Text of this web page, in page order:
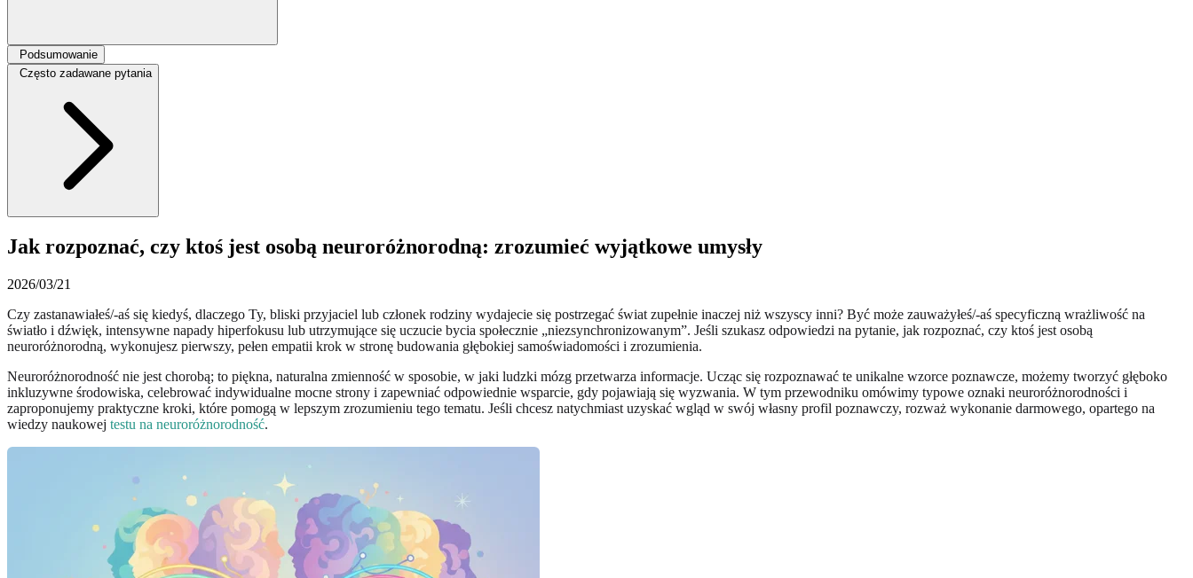
Podsumowanie
Często zadawane pytania
Jak rozpoznać, czy ktoś jest osobą neuroróżnorodną: zrozumieć wyjątkowe umysły
2026/03/21
Czy zastanawiałeś/-aś się kiedyś, dlaczego Ty, bliski przyjaciel lub członek rodziny wydajecie się postrzegać świat zupełnie inaczej niż wszyscy inni? Być może zauważyłeś/-aś specyficzną wrażliwość na
światło i dźwięk, intensywne napady hiperfokusu lub utrzymujące się uczucie bycia społecznie „niezsynchronizowanym”. Jeśli szukasz odpowiedzi na pytanie, jak rozpoznać, czy ktoś jest osobą
neuroróżnorodną, wykonujesz pierwszy, pełen empatii krok w stronę budowania głębokiej samoświadomości i zrozumienia.
Neuroróżnorodność nie jest chorobą; to piękna, naturalna zmienność w sposobie, w jaki ludzki mózg przetwarza informacje. Ucząc się rozpoznawać te unikalne wzorce poznawcze, możemy tworzyć głęboko
inkluzywne środowiska, celebrować indywidualne mocne strony i zapewniać odpowiednie wsparcie, gdy pojawiają się wyzwania. W tym przewodniku omówimy typowe oznaki neuroróżnorodności i
zaproponujemy praktyczne kroki, które pomogą w lepszym zrozumieniu tego tematu. Jeśli chcesz natychmiast uzyskać wgląd w swój własny profil poznawczy, rozważ wykonanie darmowego, opartego na
wiedzy naukowej testu na neuroróżnorodność.